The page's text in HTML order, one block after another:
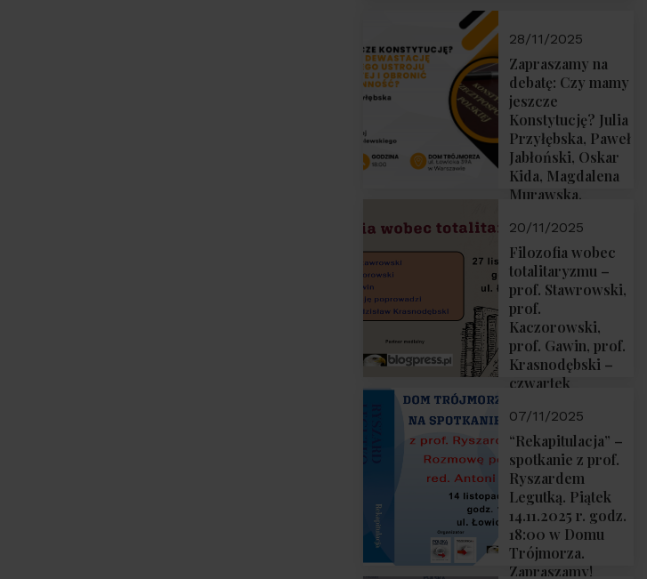
28/11/2025
Zapraszamy na
debatę: Czy mamy
jeszcze
Konstytucję? Julia
Przyłębska, Paweł
Jabłoński, Oskar
Kida, Magdalena
Murawska,
Sobolewski – 4
grudnia 2025 r.
godz. 18:00.
20/11/2025
Filozofia wobec
totalitaryzmu –
prof. Stawrowski,
prof.
Kaczorowski,
prof. Gawin, prof.
Krasnodębski –
czwartek
18:00
07/11/2025
“Rekapitulacja” –
spotkanie z prof.
Ryszardem
Legutką. Piątek
14.11.2025 r. godz.
18:00 w Domu
Trójmorza.
Zapraszamy!